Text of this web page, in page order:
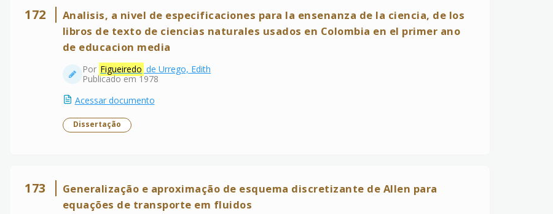
172
Analisis, a nivel de especificaciones para la ensenanza de la ciencia, de los
libros de texto de ciencias naturales usados en Colombia en el primer ano
de educacion media
Por Figueiredo de Urrego, Edith
Publicado em 1978
Acessar documento
Dissertação
173
Generalização e aproximação de esquema discretizante de Allen para
equações de transporte em fluidos